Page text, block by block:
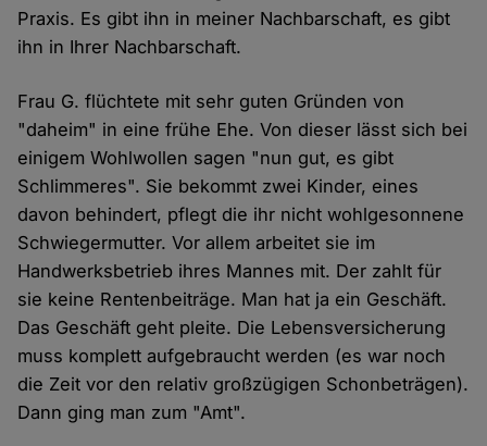
Praxis. Es gibt ihn in meiner Nachbarschaft, es gibt
ihn in Ihrer Nachbarschaft.
Frau G. flüchtete mit sehr guten Gründen von
"daheim" in eine frühe Ehe. Von dieser lässt sich bei
einigem Wohlwollen sagen "nun gut, es gibt
Schlimmeres". Sie bekommt zwei Kinder, eines
davon behindert, pflegt die ihr nicht wohlgesonnene
Schwiegermutter. Vor allem arbeitet sie im
Handwerksbetrieb ihres Mannes mit. Der zahlt für
sie keine Rentenbeiträge. Man hat ja ein Geschäft.
Das Geschäft geht pleite. Die Lebensversicherung
muss komplett aufgebraucht werden (es war noch
die Zeit vor den relativ großzügigen Schonbeträgen).
Dann ging man zum "Amt".